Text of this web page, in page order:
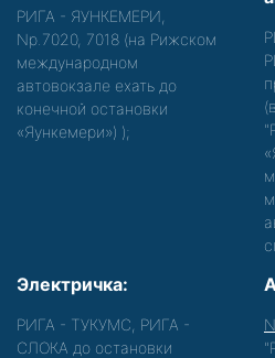
РИГА - ЯУНКЕМЕРИ,
Nр.7020, 7018 (на Рижском
международном
автовокзале ехать до
конечной остановки
«Яункемери») );
Электричка:
РИГА - ТУКУМС, РИГА -
СЛОКА до остановки